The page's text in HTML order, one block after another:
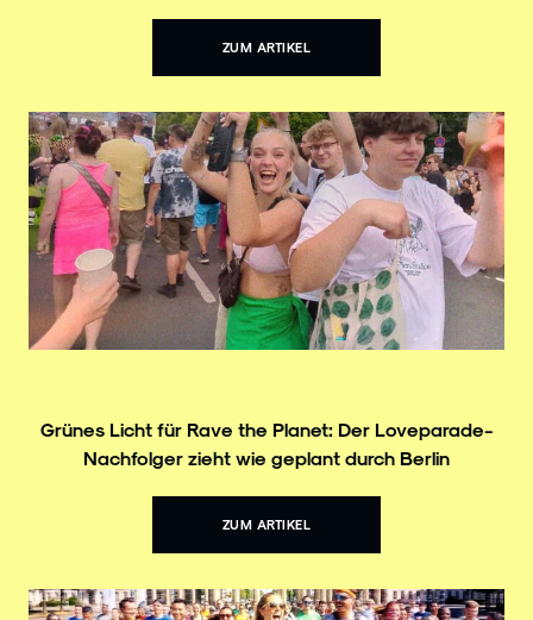
ZUM ARTIKEL
Grünes Licht für Rave the Planet: Der Loveparade-
Nachfolger zieht wie geplant durch Berlin
ZUM ARTIKEL